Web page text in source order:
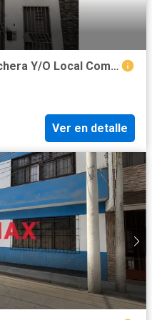
en Perú!
Se Casa De 2 Pisos Con Cochera Y/O Local Comerial En Primer Niver / Chepen
Ver en detalle